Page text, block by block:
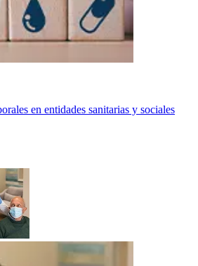
en entidades sanitarias y sociales